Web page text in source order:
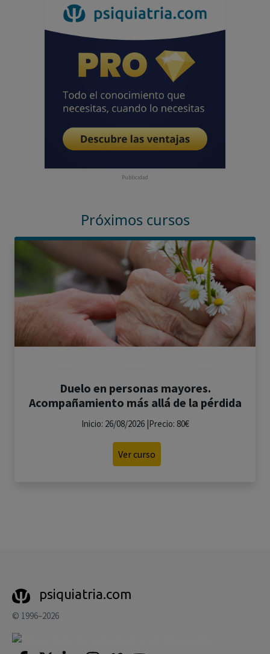
Publicidad
Próximos cursos
Duelo en personas mayores.
Acompañamiento más allá de la pérdida
Inicio: 26/08/2026 |Precio: 80€
Ver curso
psiquiatria.com
© 1996–2026